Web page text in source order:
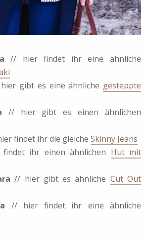
// hier findet ihr eine ähnliche
gibt es eine ähnliche gesteppte
// hier gibt es einen ähnlichen
findet ihr die gleiche Skinny Jeans
ihr einen ähnlichen Hut mit
// hier gibt es ähnliche Cut Out
// hier findet ihr eine ähnliche